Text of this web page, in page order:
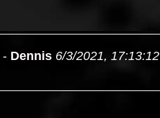
- Dennis 6/3/2021, 17:13:12